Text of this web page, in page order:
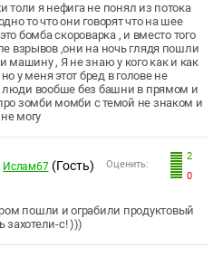
толи я нефига не понял из потока
то что они говорят что на шее
бомба скороварка , и вместо того
взрывов ,они на ночь глядя пошли
машину , Я не знаю у кого как и как
у меня этот бред в голове не
люди вообше без башни в прямом и
зомби момби с темой не знаком и
могу
2
0
Оценить:
Ислам67 (Гость)
пошли и ограбили продуктовый
захотели-с! )))